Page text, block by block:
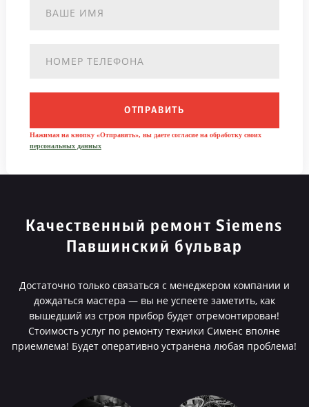
ОТПРАВИТЬ
Нажимая на кнопку «Отправить», вы даете согласие на обработку своих
персональных данных
Качественный ремонт Siemens
Павшинский бульвар
Достаточно только связаться с менеджером компании и
дождаться мастера — вы не успеете заметить, как
вышедший из строя прибор будет отремонтирован!
Стоимость услуг по ремонту техники Сименс вполне
приемлема! Будет оперативно устранена любая проблема!